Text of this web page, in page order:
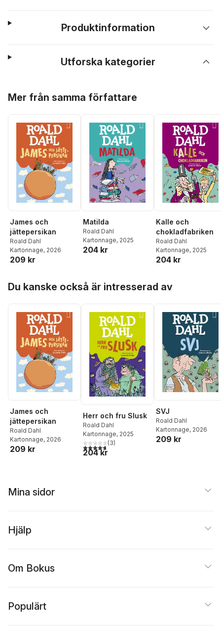
Produktinformation
Utforska kategorier
Mer från samma författare
James och
jättepersikan
Roald Dahl
Kartonnage, 2026
209 kr
Matilda
Roald Dahl
Kartonnage, 2025
204 kr
Kalle och
chokladfabriken
Roald Dahl
Kartonnage, 2025
204 kr
Du kanske också är intresserad av
James och
jättepersikan
Roald Dahl
Kartonnage, 2026
209 kr
Herr och fru Slusk
Roald Dahl
Kartonnage, 2025
4,7utav 5 stjärnor. Totalt antal röster:
(3)
204 kr
SVJ
Roald Dahl
Kartonnage, 2026
209 kr
Mina sidor
Hjälp
Om Bokus
Populärt